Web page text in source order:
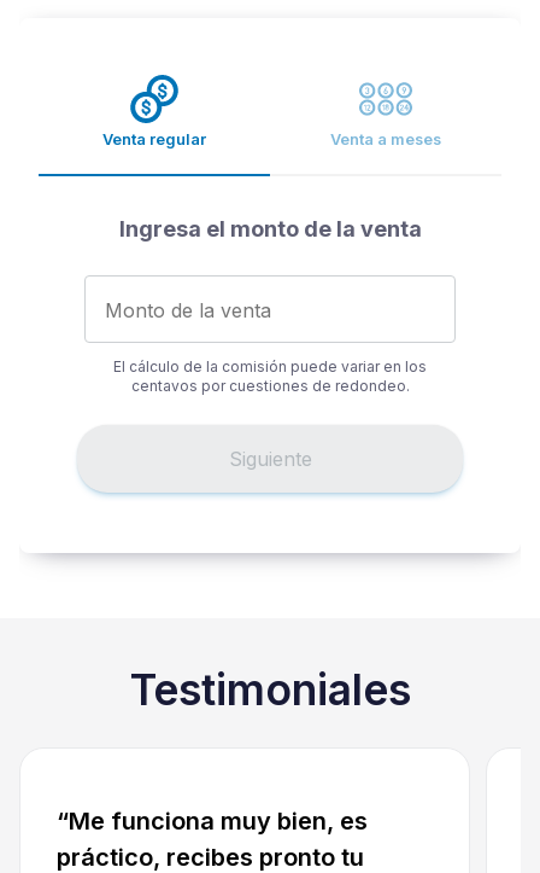
Venta regular Venta a meses
Ingresa el monto de la venta
El cálculo de la comisión puede variar en los
centavos por cuestiones de redondeo.
Siguiente
Testimoniales
“Me funciona muy bien, es
práctico, recibes pronto tu